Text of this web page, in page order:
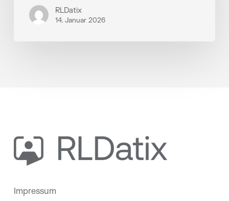
RLDatix
14. Januar 2026
Impressum